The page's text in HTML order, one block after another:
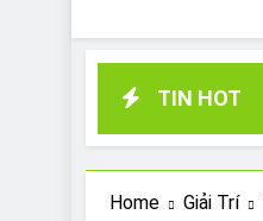
TIN HOT
Home Giải Trí